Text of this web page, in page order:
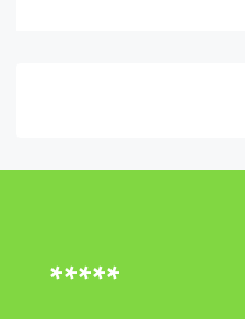
*****